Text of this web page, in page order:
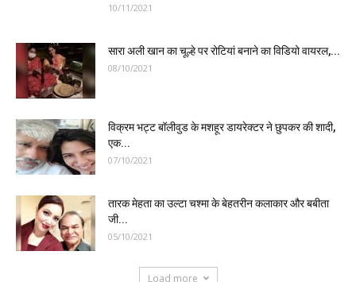
10/11/2021
सारा अली खान का चूल्हे पर रोटियां बनाने का विडियो वायरल,...
08/10/2021
विक्रम भट्ट बॉलीवुड के मशहूर डायरेक्टर ने छुपकर की शादी,
एक...
07/10/2021
तारक मेहता का उल्टा चश्मा के बेहतरीन कलाकार और बबीता
जी...
05/10/2021
Load more